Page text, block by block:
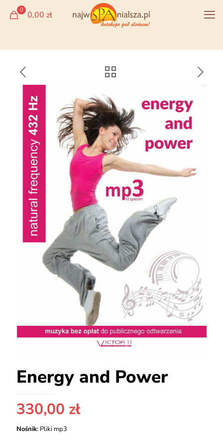
0 0,00 zł
Energy and Power
330,00 zł
Nośnik: Pliki mp3